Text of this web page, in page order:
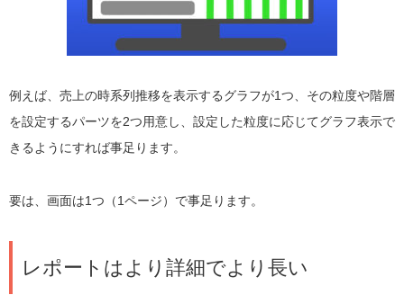
例えば、売上の時系列推移を表示するグラフが1つ、その粒度や階層
を設定するパーツを2つ用意し、設定した粒度に応じてグラフ表示で
きるようにすれば事足ります。
要は、画面は1つ（1ページ）で事足ります。
レポートはより詳細でより長い